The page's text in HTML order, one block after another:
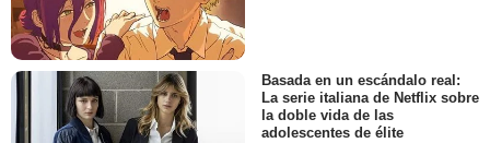
Basada en un escándalo real:
La serie italiana de Netflix sobre
la doble vida de las
adolescentes de élite